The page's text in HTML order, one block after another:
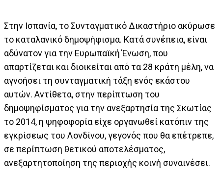
Στην Ισπανία, το Συνταγματικό Δικαστήριο ακύρωσε
το καταλανικό δημοψήφισμα. Κατά συνέπεια, είναι
αδύνατον για την Ευρωπαϊκή Ένωση, που
απαρτίζεται και διοικείται από τα 28 κράτη μέλη, να
αγνοήσει τη συνταγματική τάξη ενός εκάστου
αυτών. Αντίθετα, στην περίπτωση του
δημοψηφίσματος για την ανεξαρτησία της Σκωτίας
το 2014, η ψηφοφορία είχε οργανωθεί κατόπιν της
εγκρίσεως του Λονδίνου, γεγονός που θα επέτρεπε,
σε περίπτωση θετικού αποτελέσματος,
ανεξαρτητοποίηση της περιοχής κοινή συναινέσει.